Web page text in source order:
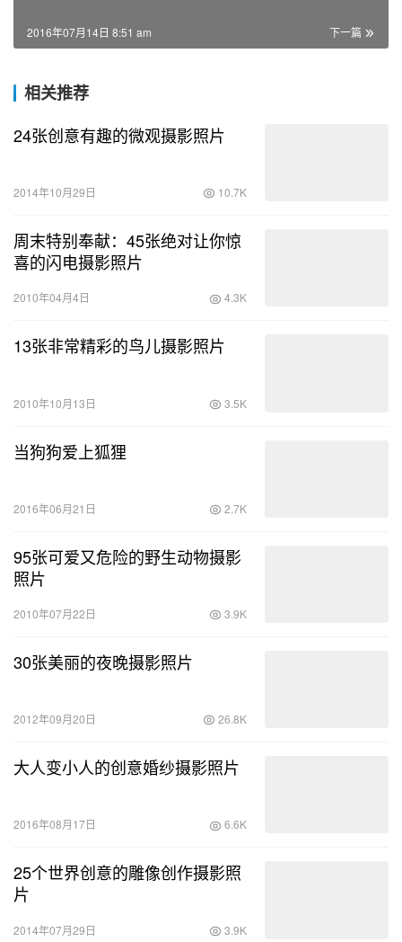
下一篇
2016年07月14日 8:51 am
相关推荐
24张创意有趣的微观摄影照片
2014年10月29日 10.7K
周末特别奉献：45张绝对让你惊
喜的闪电摄影照片
2010年04月4日 4.3K
13张非常精彩的鸟儿摄影照片
2010年10月13日 3.5K
当狗狗爱上狐狸
2016年06月21日 2.7K
95张可爱又危险的野生动物摄影
照片
2010年07月22日 3.9K
30张美丽的夜晚摄影照片
2012年09月20日 26.8K
大人变小人的创意婚纱摄影照片
2016年08月17日 6.6K
25个世界创意的雕像创作摄影照
片
2014年07月29日 3.9K